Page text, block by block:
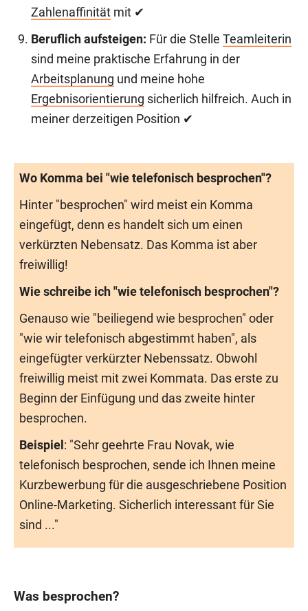
Zahlenaffinität mit ✔
Beruflich aufsteigen: Für die Stelle Teamleiterin
sind meine praktische Erfahrung in der
Arbeitsplanung und meine hohe
Ergebnisorientierung sicherlich hilfreich. Auch in
meiner derzeitigen Position ✔
Wo Komma bei "wie telefonisch besprochen"?
Hinter "besprochen" wird meist ein Komma
eingefügt, denn es handelt sich um einen
verkürzten Nebensatz. Das Komma ist aber
freiwillig!
Wie schreibe ich "wie telefonisch besprochen"?
Genauso wie "beiliegend wie besprochen" oder
"wie wir telefonisch abgestimmt haben", als
eingefügter verkürzter Nebenssatz. Obwohl
freiwillig meist mit zwei Kommata. Das erste zu
Beginn der Einfügung und das zweite hinter
besprochen.
Beispiel : "Sehr geehrte Frau Novak, wie
telefonisch besprochen, sende ich Ihnen meine
Kurzbewerbung für die ausgeschriebene Position
Online-Marketing. Sicherlich interessant für Sie
sind ..."
Was besprochen?